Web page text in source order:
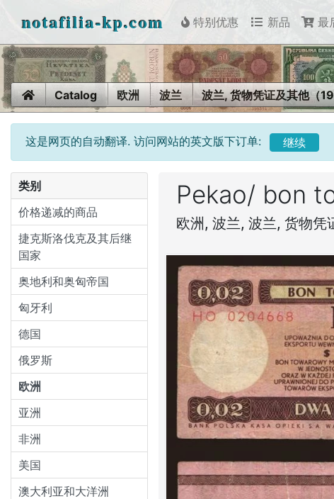
notafilia-kp.com 特别优惠 新品 最
HomeCatalog 欧洲 波兰 波兰, 货物凭证及其他（
这是网页的自动翻译. 访问网站的英文版下订单: 继续
类别
价格递减的商品
捷克斯洛伐克及其后继
国家
奥地利和奥匈帝国
匈牙利
德国
俄罗斯
欧洲
亚洲
非洲
美国
澳大利亚和大洋洲
Pekao/ bon
欧洲, 波兰, 波兰, 货物凭